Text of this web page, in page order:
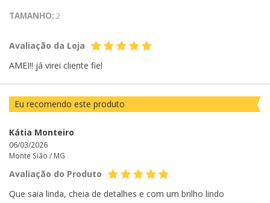
TAMANHO: 2
Avaliação da Loja
AMEI!! já virei cliente fiel
Eu recomendo este produto
Kátia Monteiro
06/03/2026
Monte Sião / MG
Avaliação do Produto
Que saia linda, cheia de detalhes e com um brilho lindo